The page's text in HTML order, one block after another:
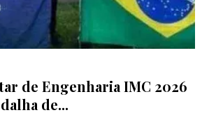
de Engenharia IMC 2026
de...